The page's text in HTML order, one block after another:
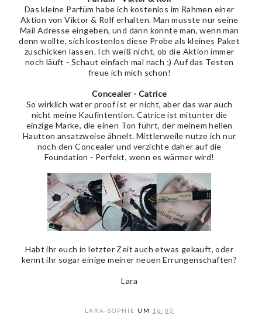
Das kleine Parfüm habe ich kostenlos im Rahmen einer
Aktion von Viktor & Rolf erhalten. Man musste nur seine
Mail Adresse eingeben, und dann konnte man, wenn man
denn wollte, sich kostenlos diese Probe als kleines Paket
zuschicken lassen. Ich weiß nicht, ob die Aktion immer
noch läuft - Schaut einfach mal nach ;) Auf das Testen
freue ich mich schon!
Concealer - Catrice
So wirklich water proof ist er nicht, aber das war auch
nicht meine Kaufintention. Catrice ist mitunter die
einzige Marke, die einen Ton führt, der meinem hellen
Hautton ansatzweise ähnelt. Mittlerweile nutze ich nur
noch den Concealer und verzichte daher auf die
Foundation - Perfekt, wenn es wärmer wird!
Habt ihr euch in letzter Zeit auch etwas gekauft, oder
kennt ihr sogar einige meiner neuen Errungenschaften?
Lara
LARA-SOPHIE UM 16:00